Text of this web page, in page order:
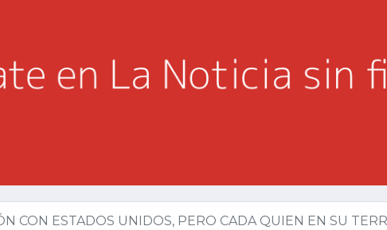
CON ESTADOS UNIDOS, PERO CADA QUIEN EN SU